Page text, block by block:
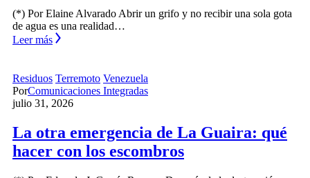
(*) Por Elaine Alvarado Abrir un grifo y no recibir una sola gota
de agua es una realidad…
Leer más
Residuos Terremoto Venezuela
PorComunicaciones Integradas
julio 31, 2026
La otra emergencia de La Guaira: qué
hacer con los escombros